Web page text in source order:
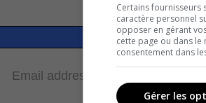
Email address
Certains fournisseurs
caractère personnel
opposer en gérant
cette page ou dans
consentement dans
Gérer les